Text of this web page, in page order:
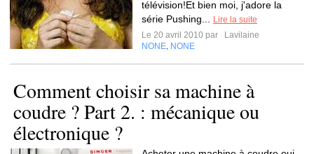
télévision!Et bien moi, j'adore la
série Pushing...
Lire la suite
Le 20 avril 2010 par
Lavilaine
NONE NONE
Comment choisir sa machine à
coudre ? Part 2. : mécanique ou
électronique ?